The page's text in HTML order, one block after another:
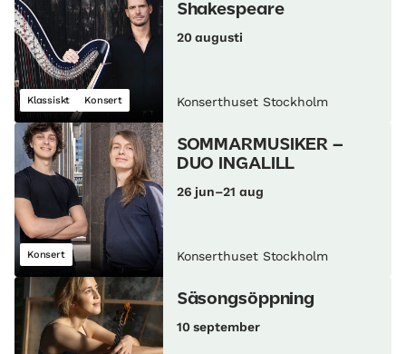
Klassiskt Konsert
Shakespeare
20 augusti
Konserthuset Stockholm
Konsert
SOMMARMUSIKER –
DUO INGALILL
26 jun–21 aug
Konserthuset Stockholm
Säsongsöppning
10 september